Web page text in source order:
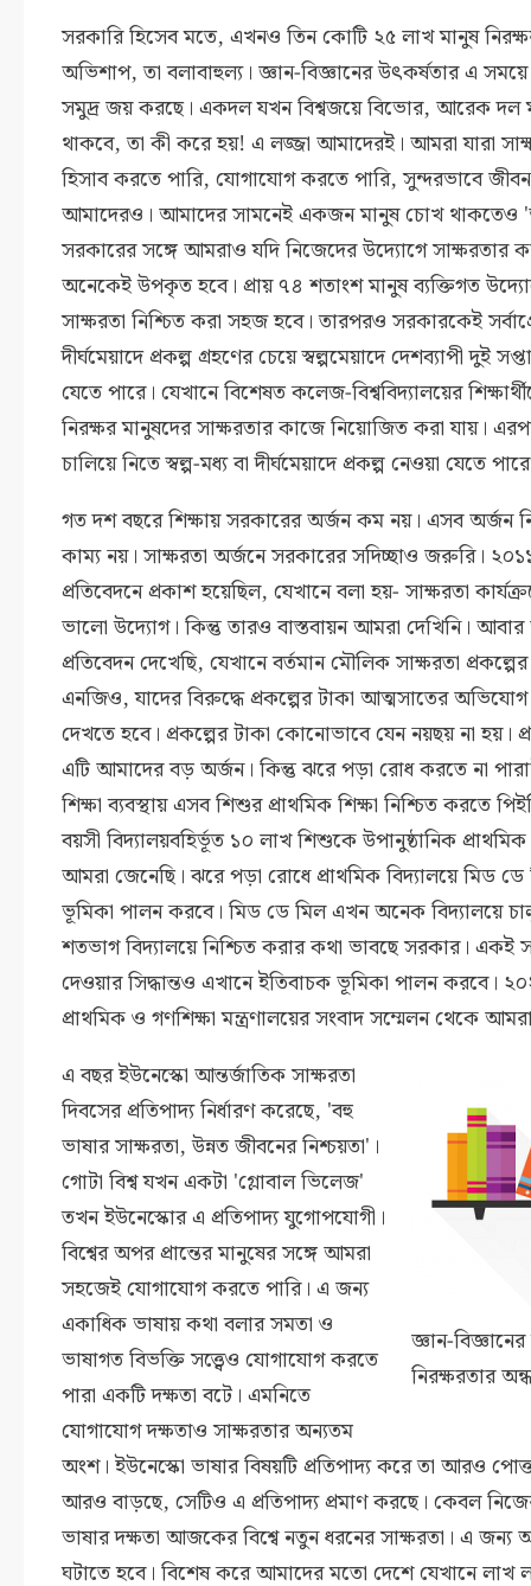
সরকারি হিসেব মতে, এখনও তিন কোটি ২৫ লাখ মানুষ
অভিশাপ, তা বলাবাহুল্য। জ্ঞান-বিজ্ঞানের উৎকর্ষতার এ
সমুদ্র জয় করছে। একদল যখন বিশ্বজয়ে বিভোর, আরেক দল
থাকবে, তা কী করে হয়! এ লজ্জা আমাদেরই। আমরা যারা
হিসাব করতে পারি, যোগাযোগ করতে পারি, সুন্দরভাবে জীবন
আমাদেরও। আমাদের সামনেই একজন মানুষ চোখ থাকতেও
সরকারের সঙ্গে আমরাও যদি নিজেদের উদ্যোগে সাক্ষরতার
অনেকেই উপকৃত হবে। প্রায় ৭৪ শতাংশ মানুষ ব্যক্তিগত
সাক্ষরতা নিশ্চিত করা সহজ হবে। তারপরও সরকারকেই
দীর্ঘমেয়াদে প্রকল্প গ্রহণের চেয়ে স্বল্পমেয়াদে দেশব্যাপী দুই
যেতে পারে। যেখানে বিশেষত কলেজ-বিশ্ববিদ্যালয়ের
নিরক্ষর মানুষদের সাক্ষরতার কাজে নিয়োজিত করা যায়।
চালিয়ে নিতে স্বল্প-মধ্য বা দীর্ঘমেয়াদে প্রকল্প নেওয়া যেতে
গত দশ বছরে শিক্ষায় সরকারের অর্জন কম নয়। এসব অর্জন
কাম্য নয়। সাক্ষরতা অর্জনে সরকারের সদিচ্ছাও জরুরি।
প্রতিবেদনে প্রকাশ হয়েছিল, যেখানে বলা হয়- সাক্ষরতা
ভালো উদ্যোগ। কিন্তু তারও বাস্তবায়ন আমরা দেখিনি।
প্রতিবেদন দেখেছি, যেখানে বর্তমান মৌলিক সাক্ষরতা প্রকল্পের
এনজিও, যাদের বিরুদ্ধে প্রকল্পের টাকা আত্মসাতের
দেখতে হবে। প্রকল্পের টাকা কোনোভাবে যেন নয়ছয় না হয়।
এটি আমাদের বড় অর্জন। কিন্তু ঝরে পড়া রোধ করতে না
শিক্ষা ব্যবস্থায় এসব শিশুর প্রাথমিক শিক্ষা নিশ্চিত করতে
বয়সী বিদ্যালয়বহির্ভূত ১০ লাখ শিশুকে উপানুষ্ঠানিক
আমরা জেনেছি। ঝরে পড়া রোধে প্রাথমিক বিদ্যালয়ে মিড
ভূমিকা পালন করবে। মিড ডে মিল এখন অনেক বিদ্যালয়ে
শতভাগ বিদ্যালয়ে নিশ্চিত করার কথা ভাবছে সরকার। একই
দেওয়ার সিদ্ধান্তও এখানে ইতিবাচক ভূমিকা পালন করবে।
প্রাথমিক ও গণশিক্ষা মন্ত্রণালয়ের সংবাদ সম্মেলন থেকে
জ্ঞান-
নিরক্ষরতার
এ বছর ইউনেস্কো আন্তর্জাতিক সাক্ষরতা
দিবসের প্রতিপাদ্য নির্ধারণ করেছে, 'বহু
ভাষার সাক্ষরতা, উন্নত জীবনের নিশ্চয়তা'।
গোটা বিশ্ব যখন একটা 'গ্লোবাল ভিলেজ'
তখন ইউনেস্কোর এ প্রতিপাদ্য যুগোপযোগী।
বিশ্বের অপর প্রান্তের মানুষের সঙ্গে আমরা
সহজেই যোগাযোগ করতে পারি। এ জন্য
একাধিক ভাষায় কথা বলার সমতা ও
ভাষাগত বিভক্তি সত্ত্বেও যোগাযোগ করতে
পারা একটি দক্ষতা বটে। এমনিতে
যোগাযোগ দক্ষতাও সাক্ষরতার অন্যতম
অংশ। ইউনেস্কো ভাষার বিষয়টি প্রতিপাদ্য করে তা আরও
আরও বাড়ছে, সেটিও এ প্রতিপাদ্য প্রমাণ করছে। কেবল
ভাষার দক্ষতা আজকের বিশ্বে নতুন ধরনের সাক্ষরতা। এ জন্য
ঘটাতে হবে। বিশেষ করে আমাদের মতো দেশে যেখানে লাখ